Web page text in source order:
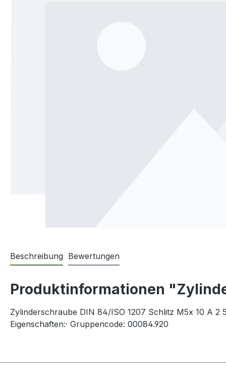
Beschreibung Bewertungen
Produktinformationen
Zylinderschraube DIN 84/ISO 1207 Schlitz M5x 10 A
Eigenschaften:· Gruppencode: 00084.920